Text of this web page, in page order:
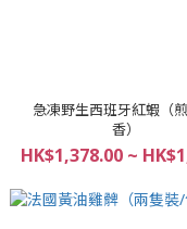
急凍野生西班牙紅蝦（煎
香）